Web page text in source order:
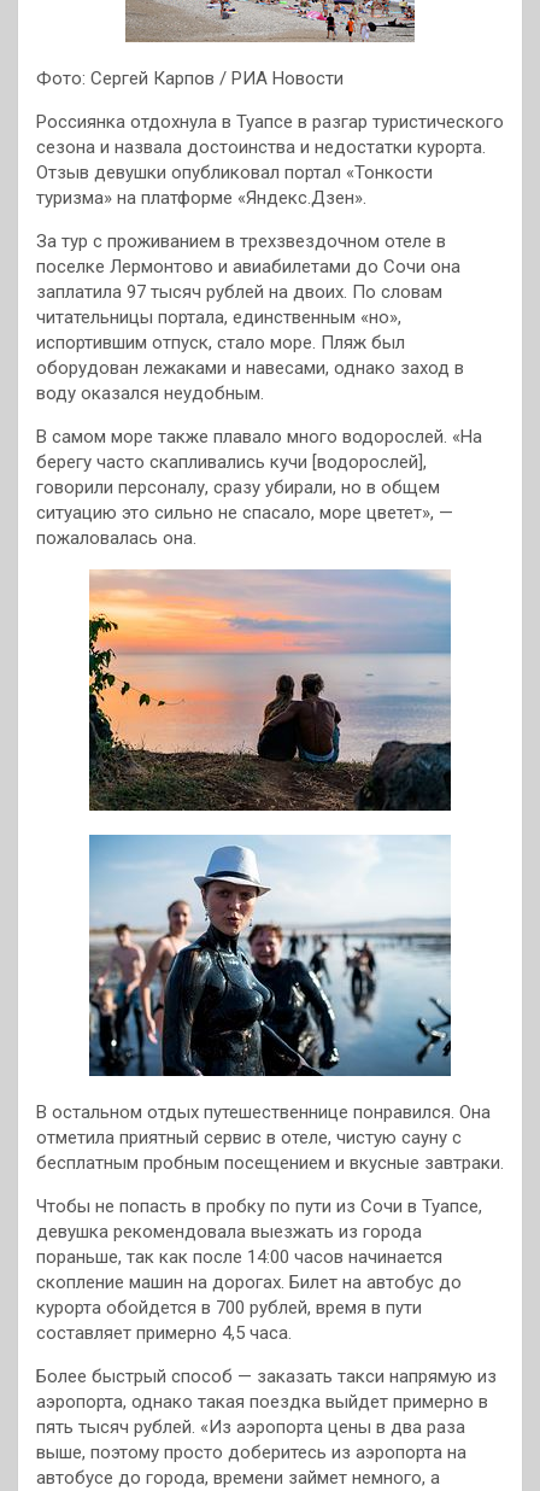
Фото: Сергей Карпов / РИА Новости
Россиянка отдохнула в Туапсе в разгар туристического
сезона и назвала достоинства и недостатки курорта.
Отзыв девушки опубликовал портал «Тонкости
туризма» на платформе «Яндекс.Дзен».
За тур с проживанием в трехзвездочном отеле в
поселке Лермонтово и авиабилетами до Сочи она
заплатила 97 тысяч рублей на двоих. По словам
читательницы портала, единственным «но»,
испортившим отпуск, стало море. Пляж был
оборудован лежаками и навесами, однако заход в
воду оказался неудобным.
В самом море также плавало много водорослей. «На
берегу часто скапливались кучи [водорослей],
говорили персоналу, сразу убирали, но в общем
ситуацию это сильно не спасало, море цветет», —
пожаловалась она.
В остальном отдых путешественнице понравился. Она
отметила приятный сервис в отеле, чистую сауну с
бесплатным пробным посещением и вкусные завтраки.
Чтобы не попасть в пробку по пути из Сочи в Туапсе,
девушка рекомендовала выезжать из города
пораньше, так как после 14:00 часов начинается
скопление машин на дорогах. Билет на автобус до
курорта обойдется в 700 рублей, время в пути
составляет примерно 4,5 часа.
Более быстрый способ — заказать такси напрямую из
аэропорта, однако такая поездка выйдет примерно в
пять тысяч рублей. «Из аэропорта цены в два раза
выше, поэтому просто доберитесь из аэропорта на
автобусе до города, времени займет немного, а